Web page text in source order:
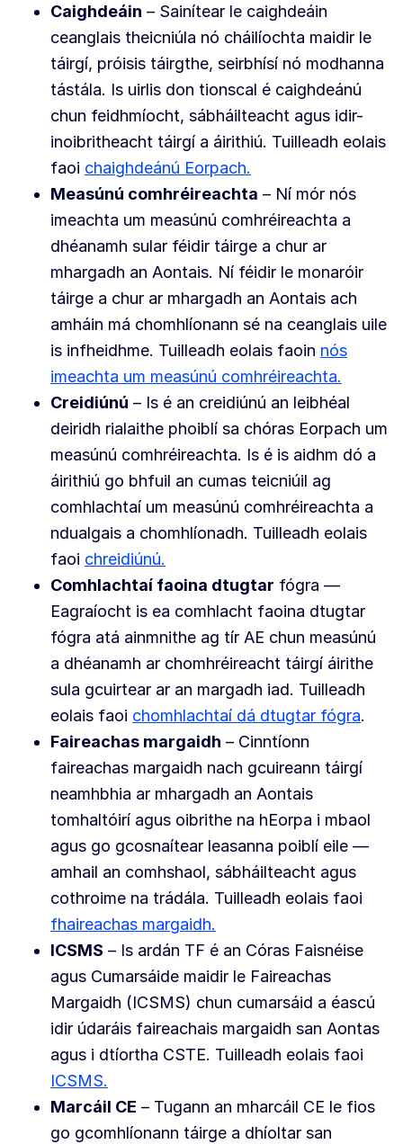
Caighdeáin – Sainítear le caighdeáin
ceanglais theicniúla nó cháilíochta maidir le
táirgí, próisis táirgthe, seirbhísí nó modhanna
tástála. Is uirlis don tionscal é caighdeánú
chun feidhmíocht, sábháilteacht agus idir-
inoibritheacht táirgí a áirithiú. Tuilleadh eolais
faoi chaighdeánú Eorpach.
Measúnú comhréireachta – Ní mór nós
imeachta um measúnú comhréireachta a
dhéanamh sular féidir táirge a chur ar
mhargadh an Aontais. Ní féidir le monaróir
táirge a chur ar mhargadh an Aontais ach
amháin má chomhlíonann sé na ceanglais uile
is infheidhme. Tuilleadh eolais faoin nós
imeachta um measúnú comhréireachta.
Creidiúnú – Is é an creidiúnú an leibhéal
deiridh rialaithe phoiblí sa chóras Eorpach um
measúnú comhréireachta. Is é is aidhm dó a
áirithiú go bhfuil an cumas teicniúil ag
comhlachtaí um measúnú comhréireachta a
ndualgais a chomhlíonadh. Tuilleadh eolais
faoi chreidiúnú.
Comhlachtaí faoina dtugtar fógra —
Eagraíocht is ea comhlacht faoina dtugtar
fógra atá ainmnithe ag tír AE chun measúnú
a dhéanamh ar chomhréireacht táirgí áirithe
sula gcuirtear ar an margadh iad. Tuilleadh
eolais faoi chomhlachtaí dá dtugtar fógra.
Faireachas margaidh – Cinntíonn
faireachas margaidh nach gcuireann táirgí
neamhbhia ar mhargadh an Aontais
tomhaltóirí agus oibrithe na hEorpa i mbaol
agus go gcosnaítear leasanna poiblí eile —
amhail an comhshaol, sábháilteacht agus
cothroime na trádála. Tuilleadh eolais faoi
fhaireachas margaidh.
ICSMS – Is ardán TF é an Córas Faisnéise
agus Cumarsáide maidir le Faireachas
Margaidh (ICSMS) chun cumarsáid a éascú
idir údaráis faireachais margaidh san Aontas
agus i dtíortha CSTE. Tuilleadh eolais faoi
ICSMS.
Marcáil CE – Tugann an mharcáil CE le fios
go gcomhlíonann táirge a dhíoltar san